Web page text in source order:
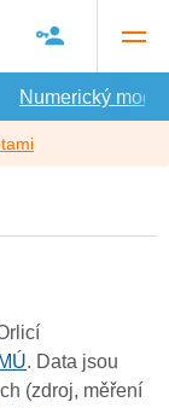
Numerický model
. Data jsou
(zdroj, měření